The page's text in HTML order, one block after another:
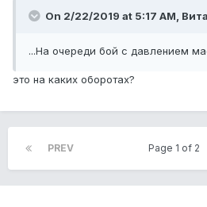
On 2/22/2019 at 5:17 AM,
...На очереди бой с давлением
это на каких оборотах?
PREV Page 1 of 2